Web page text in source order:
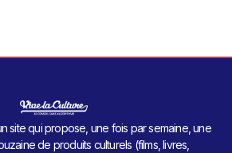
site qui propose, une fois par semaine, une
de produits culturels (films, livres,